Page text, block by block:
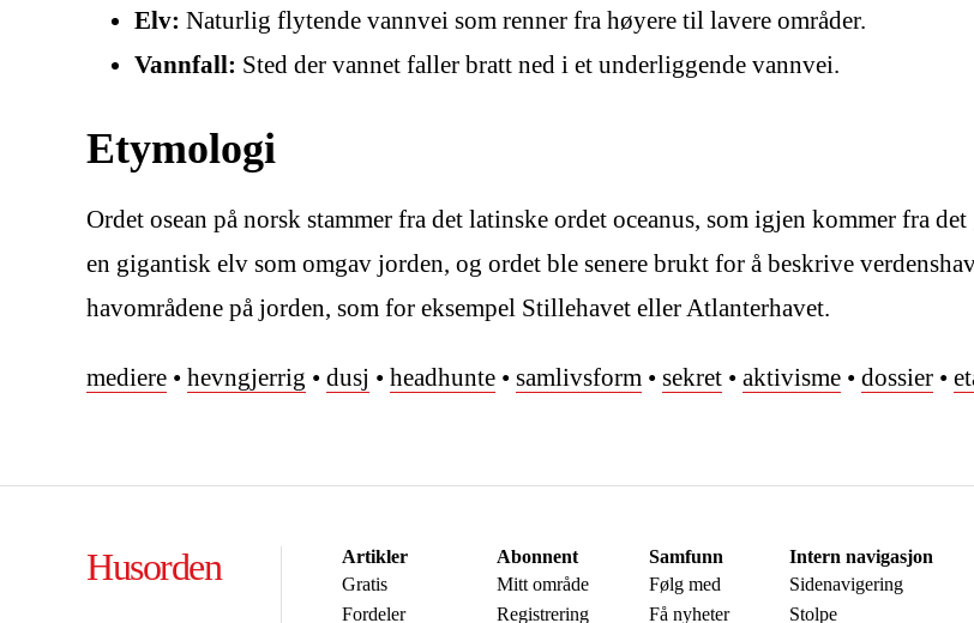
Elv: Naturlig flytende vannvei som renner fra høyere til lavere områder.
Vannfall: Sted der vannet faller bratt ned i et underliggende vannvei.
Etymologi
Ordet osean på norsk stammer fra det latinske ordet oceanus, som igjen kommer fra
en gigantisk elv som omgav jorden, og ordet ble senere brukt for å beskrive
havområdene på jorden, som for eksempel Stillehavet eller Atlanterhavet.
mediere • hevngjerrig • dusj • headhunte • samlivsform • sekret • aktivisme • dossier •
Husorden
Artikler
Gratis
Fordeler
Abonnent
Mitt område
Registrering
Samfunn
Følg med
Få nyheter
Intern navigasjon
Sidenavigering
Stolpe